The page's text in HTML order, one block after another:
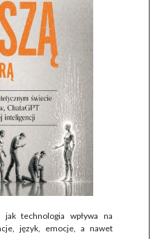
technologia wpływa na
język, emocje, a nawet